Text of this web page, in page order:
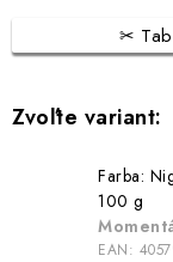
Podmienky ochrany
Farba:
100 g
EAN: